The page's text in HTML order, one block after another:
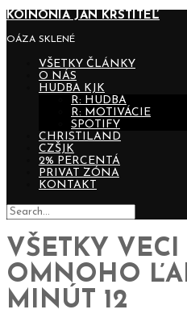
KOINONIA JÁN KRSTITEĽ
OÁZA SKLENÉ
VŠETKY ČLÁNKY
O NÁS
HUDBA KJK
R: HUDBA
R: MOTIVÁCIE
SPOTIFY
CHRISTILAND
CZŠJK
2% PERCENTÁ
PRIVAT ZÓNA
KONTAKT
VŠETKY
OMNOHO
MINÚT 12